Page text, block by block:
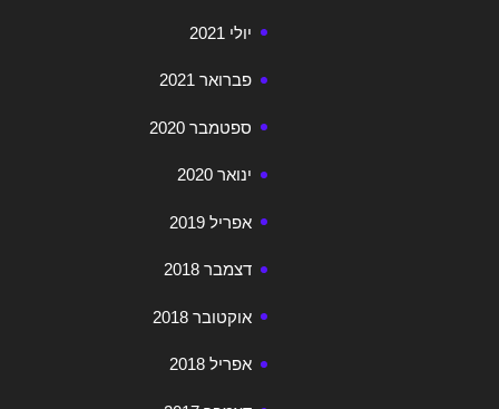
יולי 2021
פברואר 2021
ספטמבר 2020
ינואר 2020
אפריל 2019
דצמבר 2018
אוקטובר 2018
אפריל 2018